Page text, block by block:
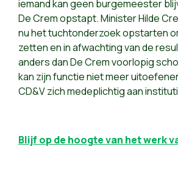
iemand kan geen burgemeester
De Crem opstapt. Minister Hilde
nu het tuchtonderzoek opstarten
zetten en in afwachting van de
anders dan De Crem voorlopig
kan zijn functie niet meer
CD&V zich medeplichtig aan
Blijf op de hoogte van het werk